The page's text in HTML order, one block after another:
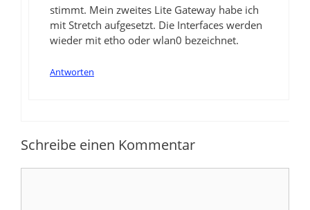
stimmt. Mein zweites Lite Gateway habe ich
mit Stretch aufgesetzt. Die Interfaces werden
wieder mit etho oder wlan0 bezeichnet.
Antworten
Schreibe einen Kommentar